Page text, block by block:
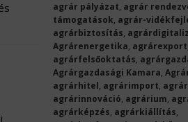
agrár pályázat, agrár
támogatások, agrár-
agrárbiztosítás,
Agrárenergetika, agrárexport
agrárfelsőoktatás,
Agrárgazdasági Kamara,
agrárhitel, agrárimport,
agrárinnováció, agrárium,
agrárképzés, agrárkiállítás,